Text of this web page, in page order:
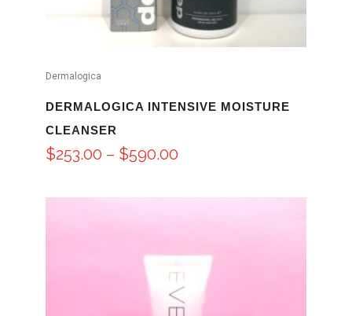
Dermalogica
DERMALOGICA INTENSIVE MOISTURE
CLEANSER
$253.00 – $590.00